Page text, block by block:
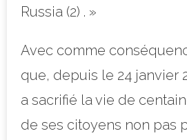
Russia (2) . »
Avec comme
que, depuis le 24 janvier
a sacrifié la vie de
de ses citoyens non pas